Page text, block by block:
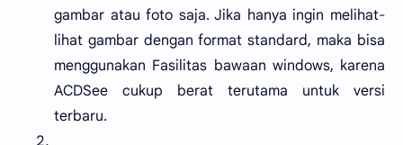
gambar atau foto saja. Jika hanya ingin melihat-
lihat gambar dengan format standard, maka bisa
menggunakan Fasilitas bawaan windows, karena
ACDSee cukup berat terutama untuk versi
terbaru.